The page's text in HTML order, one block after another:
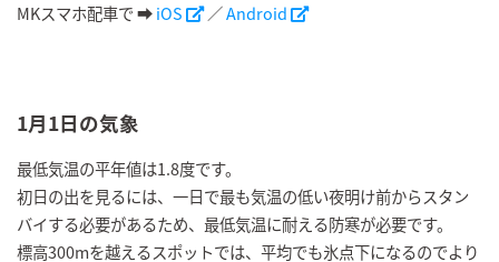
MKスマホ配車で ➡iOS ／Android
1月1日の気象
最低気温の平年値は1.8度です。
初日の出を見るには、一日で最も気温の低い夜明け前からスタン
バイする必要があるため、最低気温に耐える防寒が必要です。
標高300mを越えるスポットでは、平均でも氷点下になるのでより